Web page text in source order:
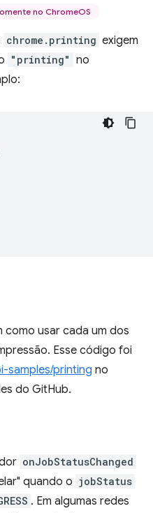
no ChromeOS
chrome.printing exigem
"printing" no
como usar cada um dos
Esse código foi
samples/printing no
do GitHub.
onJobStatusChanged
quando o jobStatus
. Em algumas redes